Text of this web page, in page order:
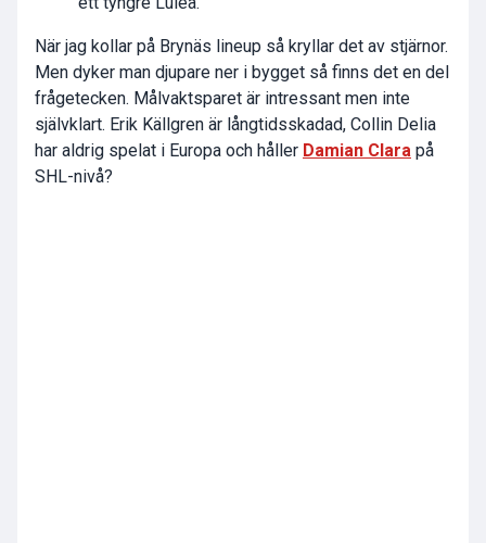
När jag kollar på Brynäs lineup så kryllar det av stjärnor.
Men dyker man djupare ner i bygget så finns det en del
frågetecken. Målvaktsparet är intressant men inte
självklart. Erik Källgren är långtidsskadad, Collin Delia
har aldrig spelat i Europa och håller Damian Clara på
SHL-nivå?